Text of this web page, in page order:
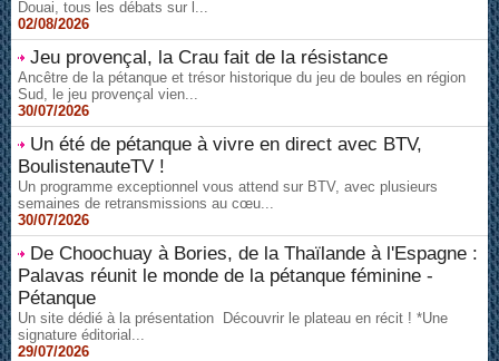
Douai, tous les débats sur l...
02/08/2026
Jeu provençal, la Crau fait de la résistance
Ancêtre de la pétanque et trésor historique du jeu de boules en région
Sud, le jeu provençal vien...
30/07/2026
Un été de pétanque à vivre en direct avec BTV,
BoulistenauteTV !
Un programme exceptionnel vous attend sur BTV, avec plusieurs
semaines de retransmissions au cœu...
30/07/2026
De Choochuay à Bories, de la Thaïlande à l'Espagne :
Palavas réunit le monde de la pétanque féminine -
Pétanque
Un site dédié à la présentation Découvrir le plateau en récit ! *Une
signature éditorial...
29/07/2026